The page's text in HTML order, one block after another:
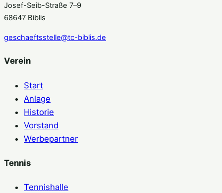
Josef-Seib-Straße 7–9
68647 Biblis
geschaeftsstelle@tc-biblis.de
Verein
Start
Anlage
Historie
Vorstand
Werbepartner
Tennis
Tennishalle